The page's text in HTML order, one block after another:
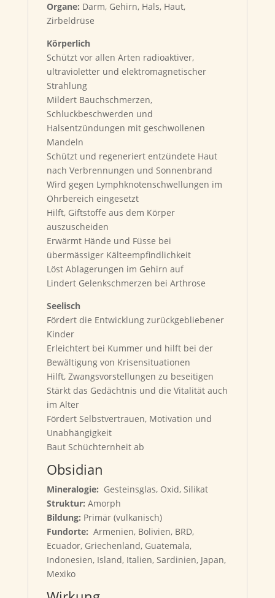
Organe: Darm, Gehirn, Hals, Haut,
Zirbeldrüse
Körperlich
Schützt vor allen Arten radioaktiver,
ultravioletter und elektromagnetischer
Strahlung
Mildert Bauchschmerzen,
Schluckbeschwerden und
Halsentzündungen mit geschwollenen
Mandeln
Schützt und regeneriert entzündete Haut
nach Verbrennungen und Sonnenbrand
Wird gegen Lymphknotenschwellungen im
Ohrbereich eingesetzt
Hilft, Giftstoffe aus dem Körper
auszuscheiden
Erwärmt Hände und Füsse bei
übermässiger Kälteempfindlichkeit
Löst Ablagerungen im Gehirn auf
Lindert Gelenkschmerzen bei Arthrose
Seelisch
Fördert die Entwicklung zurückgebliebener
Kinder
Erleichtert bei Kummer und hilft bei der
Bewältigung von Krisensituationen
Hilft, Zwangsvorstellungen zu beseitigen
Stärkt das Gedächtnis und die Vitalität auch
im Alter
Fördert Selbstvertrauen, Motivation und
Unabhängigkeit
Baut Schüchternheit ab
Obsidian
Mineralogie: Gesteinsglas, Oxid, Silikat
Struktur: Amorph
Bildung: Primär (vulkanisch)
Fundorte: Armenien, Bolivien, BRD,
Ecuador, Griechenland, Guatemala,
Indonesien, Island, Italien, Sardinien, Japan,
Mexiko